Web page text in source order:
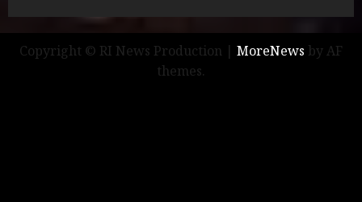
Copyright © RI News Production | MoreNews by AF
themes.